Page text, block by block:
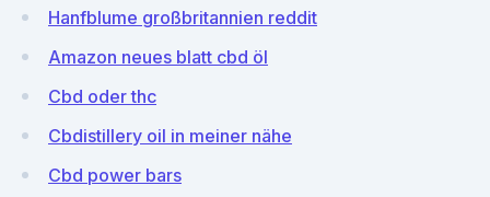
Hanfblume großbritannien reddit
Amazon neues blatt cbd öl
Cbd oder thc
Cbdistillery oil in meiner nähe
Cbd power bars